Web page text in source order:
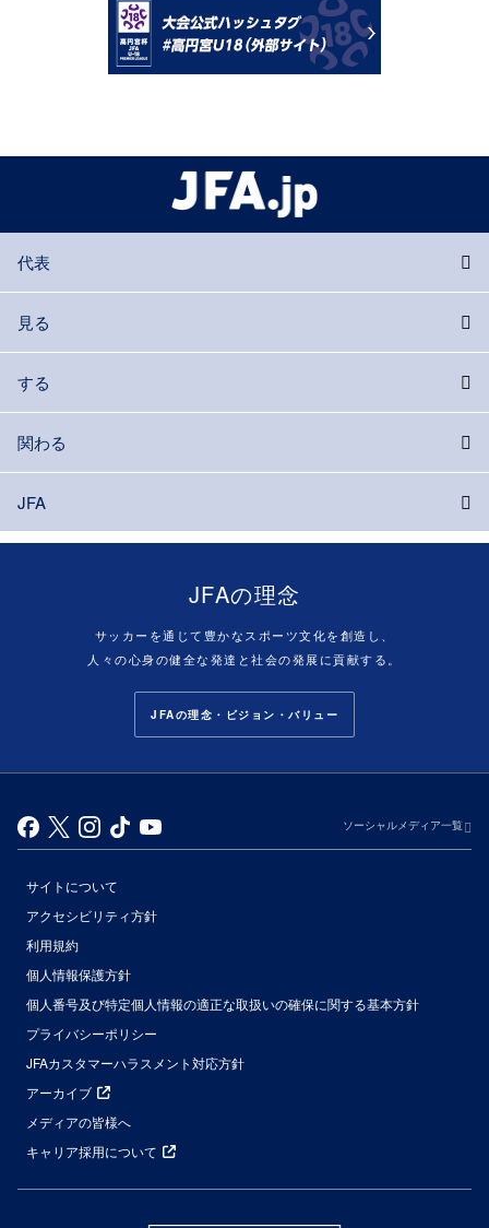
代表
見る
する
関わる
JFA
JFAの理念
サッカーを通じて豊かなスポーツ文化を創造し、
人々の心身の健全な発達と社会の発展に貢献する。
JFAの理念・ビジョン・バリュー
ソーシャルメディア一覧
サイトについて
アクセシビリティ方針
利用規約
個人情報保護方針
個人番号及び特定個人情報の適正な取扱いの確保に関する基本方針
プライバシーポリシー
JFAカスタマーハラスメント対応方針
アーカイブ
メディアの皆様へ
キャリア採用について